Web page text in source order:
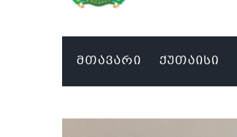
ᲛᲗᲐᲕᲐᲠᲘ ᲥᲣᲗᲐᲘᲡᲘ